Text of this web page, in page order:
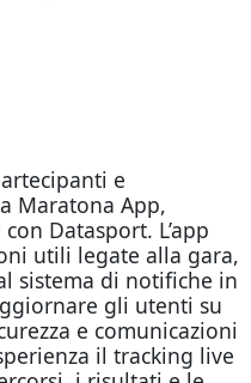
e
Maratona App,
Datasport. L’app
utili legate alla gara,
sistema di notifiche in
gli utenti su
e comunicazioni
il tracking live